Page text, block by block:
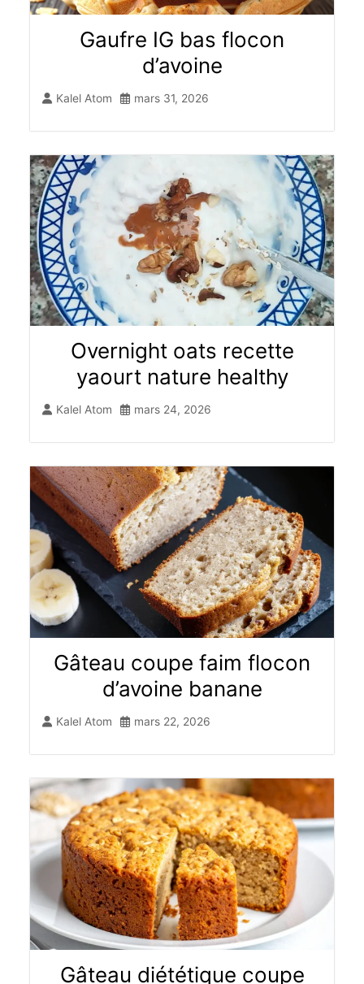
Gaufre IG bas flocon
d’avoine​
Kalel Atom mars 31, 2026
Overnight oats recette
yaourt​ nature healthy
Kalel Atom mars 24, 2026
Gâteau coupe faim flocon
d’avoine banane
Kalel Atom mars 22, 2026
Gâteau diététique coupe